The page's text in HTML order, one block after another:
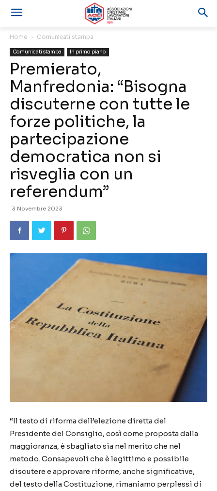
Home Comunicati stampa
Comunicati stampa In primo piano
Premierato,
Manfredonia: “Bisogna
discuterne con tutte le
forze politiche, la
partecipazione
democratica non si
risveglia con un
referendum”
3 Novembre 2023
“Il testo di riforma dell’elezione diretta del
Presidente del Consiglio, così come proposta dalla
maggioranza, è sbagliato sia nel merito che nel
metodo. Consapevoli che è legittimo e possibile
discutere e approvare riforme, anche significative,
del testo della Costituzione, rimaniamo perplessi di